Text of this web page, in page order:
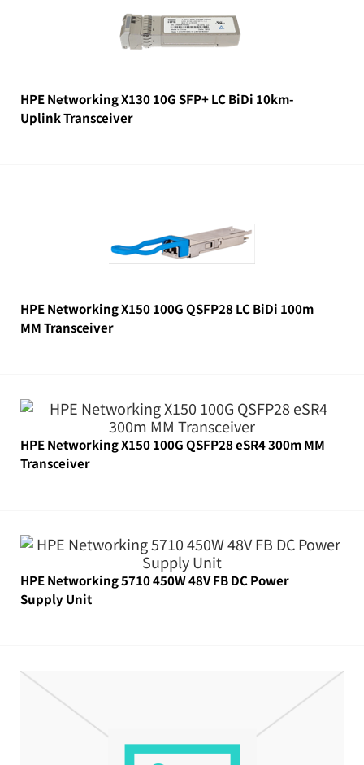
HPE Networking X130 10G SFP+ LC BiDi 10km-
Uplink Transceiver
HPE Networking X150 100G QSFP28 LC BiDi 100m
MM Transceiver
HPE Networking X150 100G QSFP28 eSR4 300m MM
Transceiver
HPE Networking 5710 450W 48V FB DC Power
Supply Unit